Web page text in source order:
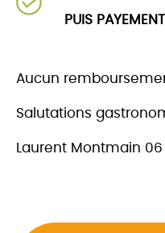
PUIS
Aucun
Salutations
Laurent Montmain 06